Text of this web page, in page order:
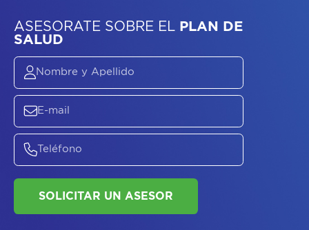
ASESORATE SOBREELPLAN DE
SALUD